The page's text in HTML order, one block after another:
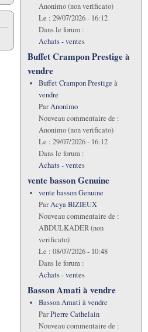
Anonimo (non verificato)
Le : 29/07/2026 - 16:12
Dans le forum :
Achats - ventes
Buffet Crampon Prestige à
vendre
Buffet Crampon Prestige à
vendre
ParAnonimo
Nouveau commentaire de :
Anonimo (non verificato)
Le : 29/07/2026 - 16:12
Dans le forum :
Achats - ventes
vente basson Genuine
vente basson Genuine
ParAcya BIZIEUX
Nouveau commentaire de :
ABDULKADER (non
verificato)
Le : 08/07/2026 - 10:48
Dans le forum :
Achats - ventes
Basson Amati à vendre
Basson Amati à vendre
ParPierre Cathelain
Nouveau commentaire de :